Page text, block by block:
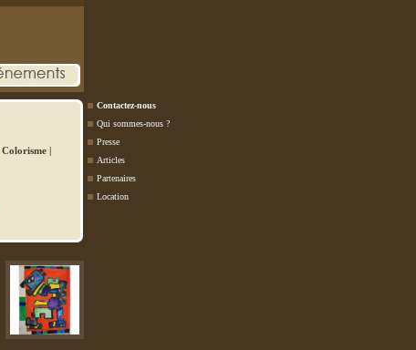
Contactez-nous
Qui sommes-nous ?
Presse
Articles
Partenaires
Location
Colorisme |